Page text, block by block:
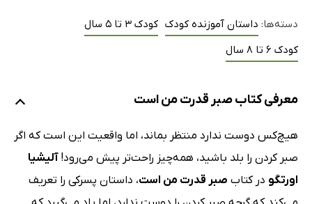
دسته‌ها: داستان آموزنده کودک کودک 3 تا 5 سال
کودک 6 تا 8 سال
معرفی کتاب صبر قدرت من است
هیچ‌کس دوست ندارد منتظر بماند، اما واقعیت این است که اگر
صبر کردن را بلد باشید، همه‌چیز راحت‌تر پیش می‌رود!آلیشیا
اورتگو در کتاب صبر قدرت من است، داستان پسرکی را تعریف